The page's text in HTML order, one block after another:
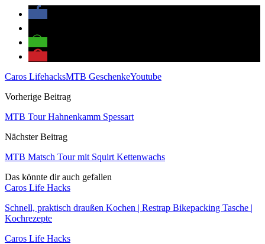
Caros LifehacksMTB GeschenkeYoutube
Vorherige Beitrag
MTB Tour Hahnenkamm Spessart
Nächster Beitrag
MTB Matsch Tour mit Squirt Kettenwachs
Das könnte dir auch gefallen
Caros Life Hacks
Schnell, praktisch draußen Kochen | Restrap Bikepacking Tasche |
Kochrezepte
Caros Life Hacks